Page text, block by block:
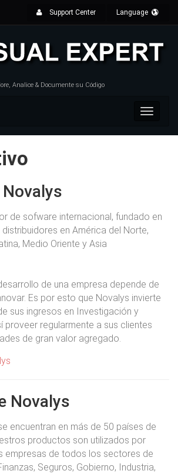
Support Center Language
Analice & Documente su Código
Toggle
de sofware internacional, fundado en
en América del Norte,
Medio Oriente y Asia
de una empresa depende de
Es por esto que Novalys invierte
sus ingresos en Investigación y
proveer regularmente a sus clientes
de gran valor agregado.
Novalys
encuentran en más de 50 países de
productos son utilizados por
empresas de todos los sectores de
Seguros, Gobierno, Industria,